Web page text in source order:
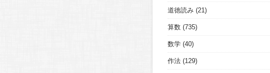
道徳読み (21)
算数 (735)
数学 (40)
作法 (129)